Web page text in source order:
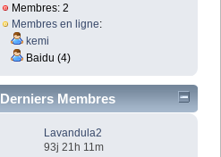
Membres: 2
Membres en ligne:
kemi
Baidu (4)
Derniers Membres
Lavandula2
93j 21h 11m